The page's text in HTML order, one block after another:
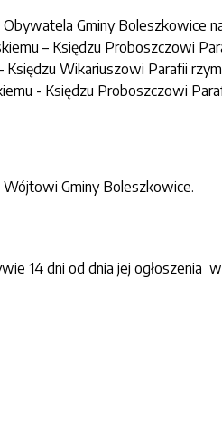
Gminy Boleszkowice
– Księdzu Proboszczowi
Księdzu Wikariuszowi Parafii
- Księdzu Proboszczowi
Gminy Boleszkowice.
14 dni od dnia jej